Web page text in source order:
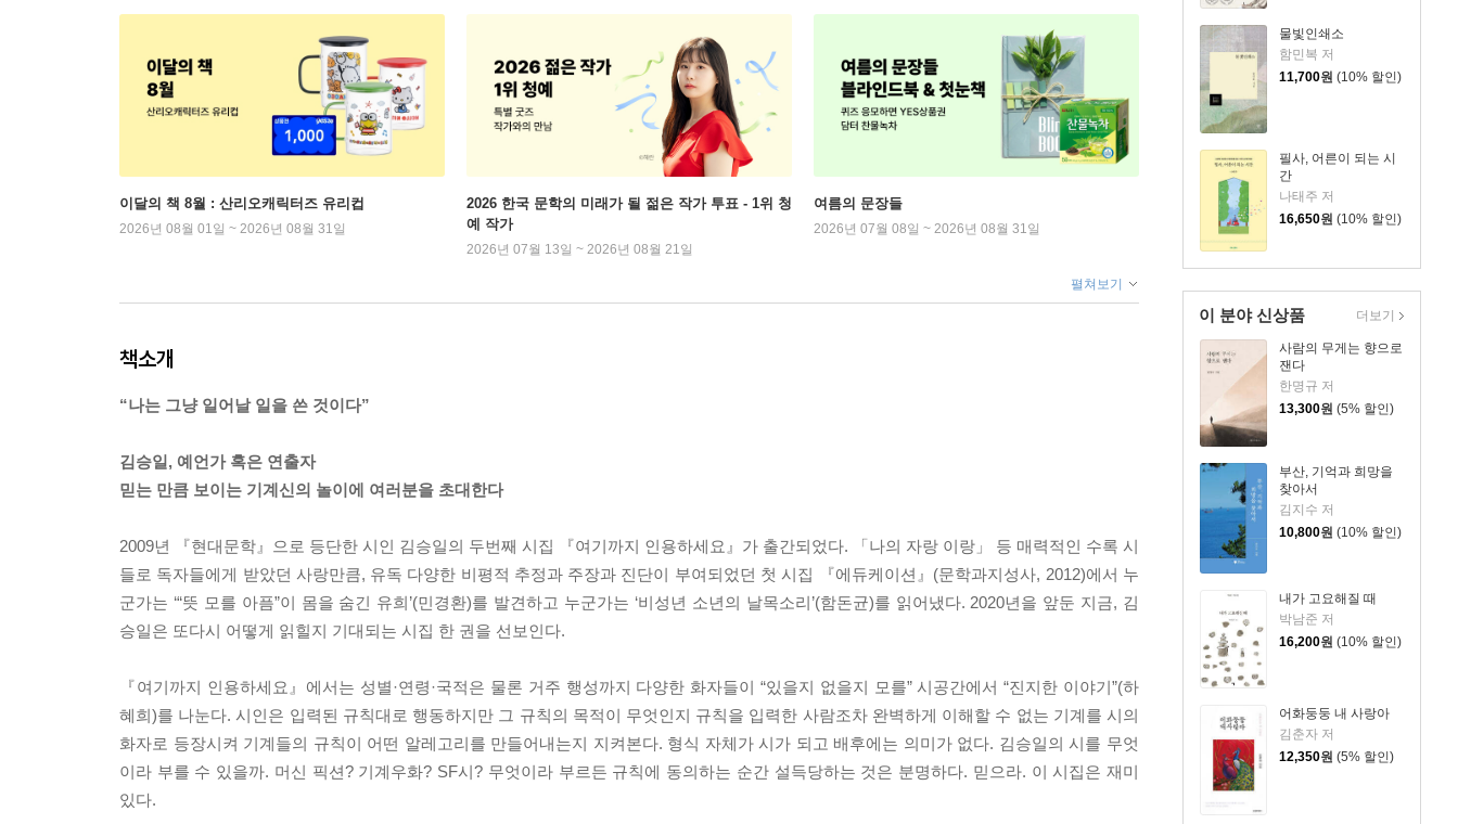
물빛인쇄소
함민복 저
11,700원 (10% 할인)
필사, 어른이 되는 시
간
나태주 저
16,650원 (10% 할인)
이 분야 신상품
사람의 무게는 향으로
잰다
한명규 저
13,300원 (5% 할인)
부산, 기억과 희망을
찾아서
김지수 저
10,800원 (10% 할인)
내가 고요해질 때
박남준 저
16,200원 (10% 할인)
어화둥둥 내 사랑아
김춘자 저
12,350원 (5% 할인)
더보기
이달의 책 8월 : 산리오캐릭터즈 유리컵
2026년 08월 01일 ~ 2026년 08월 31일
2026 한국 문학의 미래가 될 젊은 작가 투표 - 1위 청
예 작가
2026년 07월 13일 ~ 2026년 08월 21일
여름의 문장들
2026년 07월 08일 ~ 2026년 08월 31일
펼쳐보기
책소개
“나는 그냥 일어날 일을 쓴 것이다”
김승일, 예언가 혹은 연출자
믿는 만큼 보이는 기계신의 놀이에 여러분을 초대한다
2009년 『현대문학』으로 등단한 시인 김승일의 두번째 시집 『여기까지 인용하세요』가 출간되었다. 「나의 자랑 이랑」 등 매력적인 수록 시
들로 독자들에게 받았던 사랑만큼, 유독 다양한 비평적 추정과 주장과 진단이 부여되었던 첫 시집 『에듀케이션』(문학과지성사, 2012)에서 누
군가는 ‘“뜻 모를 아픔”이 몸을 숨긴 유희’(민경환)를 발견하고 누군가는 ‘비성년 소년의 날목소리’(함돈균)를 읽어냈다. 2020년을 앞둔 지금, 김
승일은 또다시 어떻게 읽힐지 기대되는 시집 한 권을 선보인다.
『여기까지 인용하세요』에서는 성별·연령·국적은 물론 거주 행성까지 다양한 화자들이 “있을지 없을지 모를” 시공간에서 “진지한 이야기”(하
혜희)를 나눈다. 시인은 입력된 규칙대로 행동하지만 그 규칙의 목적이 무엇인지 규칙을 입력한 사람조차 완벽하게 이해할 수 없는 기계를 시의
화자로 등장시켜 기계들의 규칙이 어떤 알레고리를 만들어내는지 지켜본다. 형식 자체가 시가 되고 배후에는 의미가 없다. 김승일의 시를 무엇
이라 부를 수 있을까. 머신 픽션? 기계우화? SF시? 무엇이라 부르든 규칙에 동의하는 순간 설득당하는 것은 분명하다. 믿으라. 이 시집은 재미
있다.